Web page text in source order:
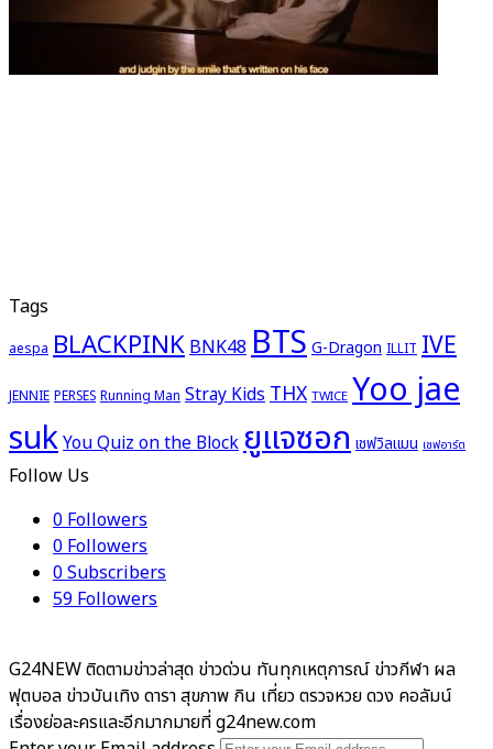
Tags
aespa BLACKPINKBNK48BTSG-Dragon ILLIT IVE
JENNIE PERSES Running Man Stray KidsTHX TWICE Yoo jae
sukYou Quiz on the Blockยูแจซอก เชฟวิลแมน เชฟอาร์ต
Follow Us
0Followers
0Followers
0Subscribers
59Followers
G24NEW ติดตามข่าวล่าสุด ข่าวด่วน ทันทุกเหตุการณ์ ข่าวกีฬา ผล
ฟุตบอล ข่าวบันเทิง ดารา สุขภาพ กิน เที่ยว ตรวจหวย ดวง คอลัมน์
เรื่องย่อละครและอีกมากมายที่ g24new.com